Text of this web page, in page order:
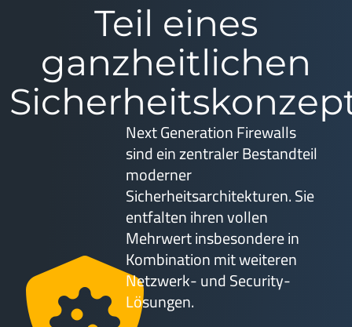
Teil eines
ganzheitlichen
Next Generation Firewalls
sind ein zentraler Bestandteil
moderner
Sicherheitsarchitekturen. Sie
entfalten ihren vollen
Mehrwert insbesondere in
Kombination mit weiteren
Netzwerk- und Security-
Lösungen.